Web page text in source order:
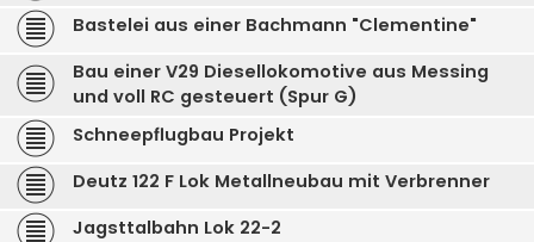
Bastelei aus einer Bachmann "Clementine"
Bau einer V29 Diesellokomotive aus Messing
und voll RC gesteuert (Spur G)
Schneepflugbau Projekt
Deutz 122 F Lok Metallneubau mit Verbrenner
Jagsttalbahn Lok 22-2